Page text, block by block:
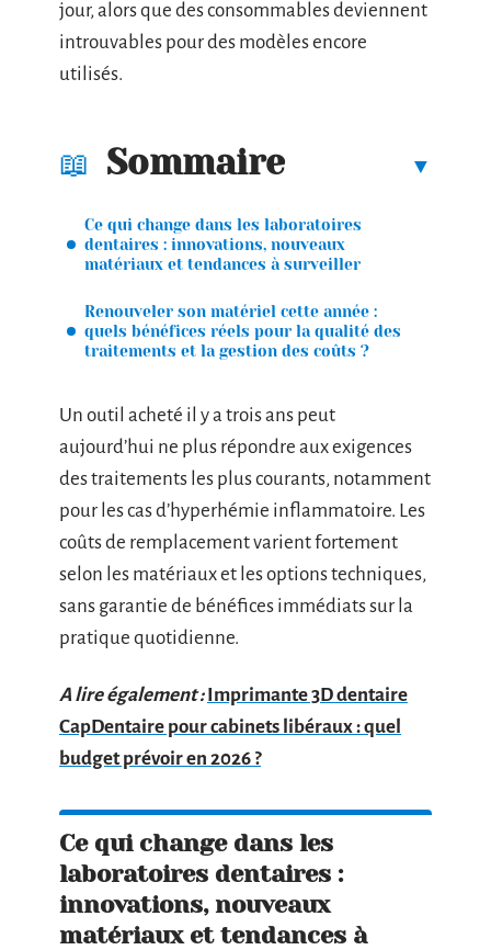
jour, alors que des consommables deviennent
introuvables pour des modèles encore
utilisés.
Sommaire
Ce qui change dans les laboratoires
dentaires : innovations, nouveaux
matériaux et tendances à surveiller
Renouveler son matériel cette année :
quels bénéfices réels pour la qualité des
traitements et la gestion des coûts ?
Un outil acheté il y a trois ans peut
aujourd’hui ne plus répondre aux exigences
des traitements les plus courants, notamment
pour les cas d’hyperhémie inflammatoire. Les
coûts de remplacement varient fortement
selon les matériaux et les options techniques,
sans garantie de bénéfices immédiats sur la
pratique quotidienne.
A lire également : Imprimante 3D dentaire
CapDentaire pour cabinets libéraux : quel
budget prévoir en 2026 ?
Ce qui change dans les
laboratoires dentaires :
innovations, nouveaux
matériaux et tendances à